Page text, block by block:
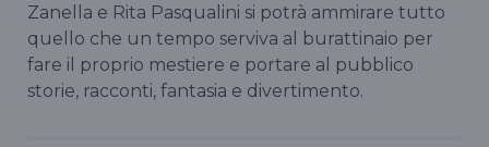
Zanella e Rita Pasqualini si potrà ammirare tutto
quello che un tempo serviva al burattinaio per
fare il proprio mestiere e portare al pubblico
storie, racconti, fantasia e divertimento.